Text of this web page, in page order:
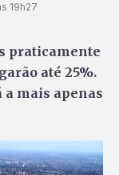
19h27
praticamente
até 25%.
mais apenas